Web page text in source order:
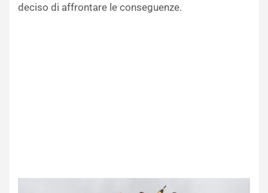
deciso di affrontare le conseguenze.